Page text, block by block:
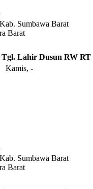
Sumbawa Barat
Barat
Tgl. Lahir Dusun RW RT
Kamis, -
Sumbawa Barat
Barat